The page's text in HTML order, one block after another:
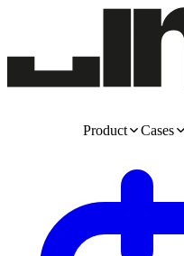
Product Cases